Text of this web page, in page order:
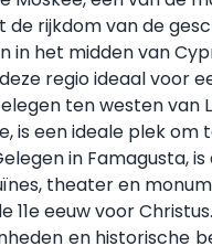
de rijkdom van de
in het midden van
regio ideaal voor
ten westen van
is een ideale plek
in Famagusta,
theater en
eeuw voor Christus.
en historische